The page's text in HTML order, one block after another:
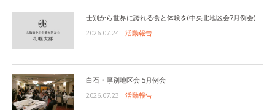
士別から世界に誇れる食と体験を(中央北地区会7月例会)
2026.07.24
活動報告
白石・厚別地区会 5月例会
2026.07.23
活動報告